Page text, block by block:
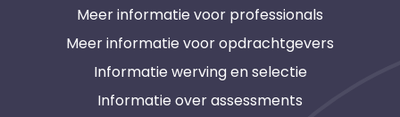
Meer informatie voor professionals
Meer informatie voor opdrachtgevers
Informatie werving en selectie
Informatie over assessments